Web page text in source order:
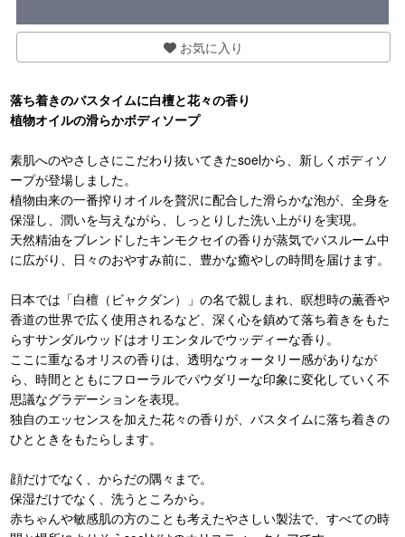
お気に入り
落ち着きのバスタイムに白檀と花々の香り
植物オイルの滑らかボディソープ
素肌へのやさしさにこだわり抜いてきたsoelから、新しくボディソ
ープが登場しました。
植物由来の一番搾りオイルを贅沢に配合した滑らかな泡が、全身を
保湿し、潤いを与えながら、しっとりした洗い上がりを実現。
天然精油をブレンドしたキンモクセイの香りが蒸気でバスルーム中
に広がり、日々のおやすみ前に、豊かな癒やしの時間を届けます。
日本では「白檀（ビャクダン）」の名で親しまれ、瞑想時の薫香や
香道の世界で広く使用されるなど、深く心を鎮めて落ち着きをもた
らすサンダルウッドはオリエンタルでウッディーな香り。
ここに重なるオリスの香りは、透明なウォータリー感がありなが
ら、時間とともにフローラルでパウダリーな印象に変化していく不
思議なグラデーションを表現。
独自のエッセンスを加えた花々の香りが、バスタイムに落ち着きの
ひとときをもたらします。
顔だけでなく、からだの隅々まで。
保湿だけでなく、洗うところから。
赤ちゃんや敏感肌の方のことも考えたやさしい製法で、すべての時